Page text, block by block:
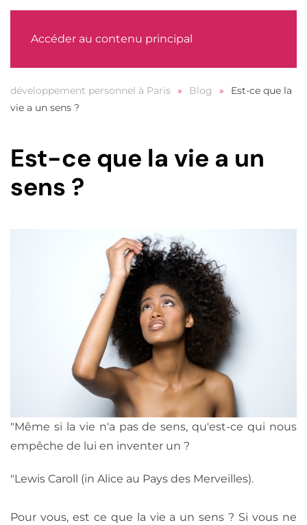
Accéder au contenu principal
développement personnel à Paris Blog
Est-ce que la
vie a un sens ?
Est-ce que la vie a un
sens ?
"Même si la vie n'a pas de sens, qu'est-ce qui nous
empêche de lui en inventer un ?
"Lewis Caroll (in Alice au Pays des Merveilles).
Pour vous, est ce que la vie a un sens ? Si vous ne